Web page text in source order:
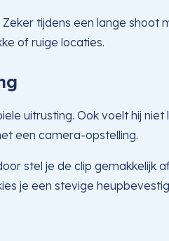
tijdens een lange
of ruige locaties.
uitrusting. Ook voelt hij
een camera-opstelling.
stel je de clip gemakkelijk
je een stevige